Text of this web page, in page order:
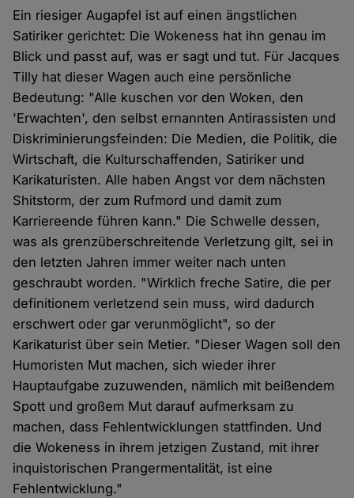
Ein riesiger Augapfel ist auf einen ängstlichen
Satiriker gerichtet: Die Wokeness hat ihn genau im
Blick und passt auf, was er sagt und tut. Für Jacques
Tilly hat dieser Wagen auch eine persönliche
Bedeutung: "Alle kuschen vor den Woken, den
'Erwachten', den selbst ernannten Antirassisten und
Diskriminierungsfeinden: Die Medien, die Politik, die
Wirtschaft, die Kulturschaffenden, Satiriker und
Karikaturisten. Alle haben Angst vor dem nächsten
Shitstorm, der zum Rufmord und damit zum
Karriereende führen kann." Die Schwelle dessen,
was als grenzüberschreitende Verletzung gilt, sei in
den letzten Jahren immer weiter nach unten
geschraubt worden. "Wirklich freche Satire, die per
definitionem verletzend sein muss, wird dadurch
erschwert oder gar verunmöglicht", so der
Karikaturist über sein Metier. "Dieser Wagen soll den
Humoristen Mut machen, sich wieder ihrer
Hauptaufgabe zuzuwenden, nämlich mit beißendem
Spott und großem Mut darauf aufmerksam zu
machen, dass Fehlentwicklungen stattfinden. Und
die Wokeness in ihrem jetzigen Zustand, mit ihrer
inquistorischen Prangermentalität, ist eine
Fehlentwicklung."